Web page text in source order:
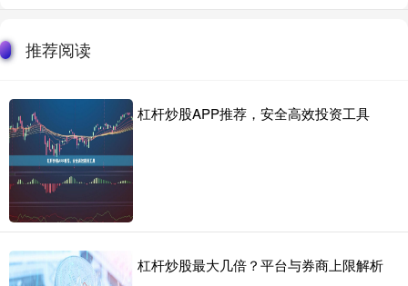
推荐阅读
杠杆炒股APP推荐，安全高效投资工具
杠杆炒股最大几倍？平台与券商上限解析